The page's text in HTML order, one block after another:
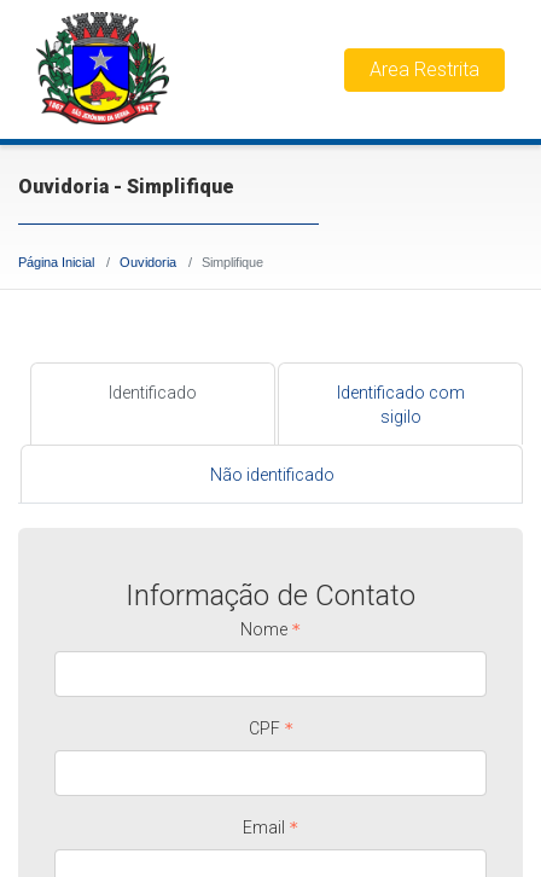
Area Restrita
Ouvidoria - Simplifique
Página Inicial Ouvidoria Simplifique
Identificado
Identificado com
sigilo
Não identificado
Informação de Contato
Nome
CPF
Email